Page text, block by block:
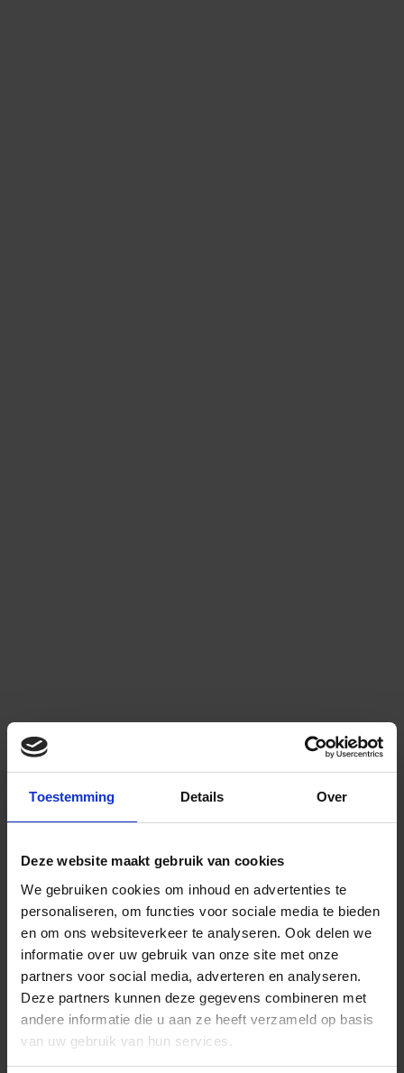
Toestemming Details Over
Deze website maakt gebruik van cookies
We gebruiken cookies om inhoud en advertenties te
personaliseren, om functies voor sociale media te bieden
en om ons websiteverkeer te analyseren. Ook delen we
informatie over uw gebruik van onze site met onze
partners voor social media, adverteren en analyseren.
Deze partners kunnen deze gegevens combineren met
andere informatie die u aan ze heeft verzameld op basis
van uw gebruik van hun services.